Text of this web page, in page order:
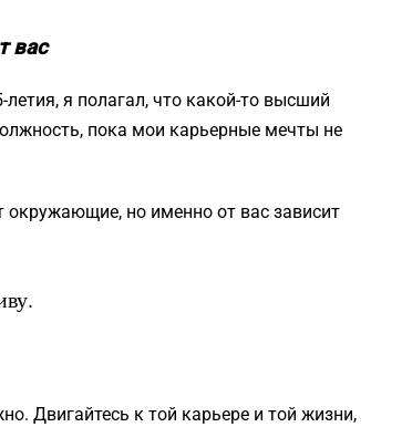
вас
я полагал, что какой-то высший
пока мои карьерные мечты не
окружающие, но именно от вас зависит
Двигайтесь к той карьере и той жизни,